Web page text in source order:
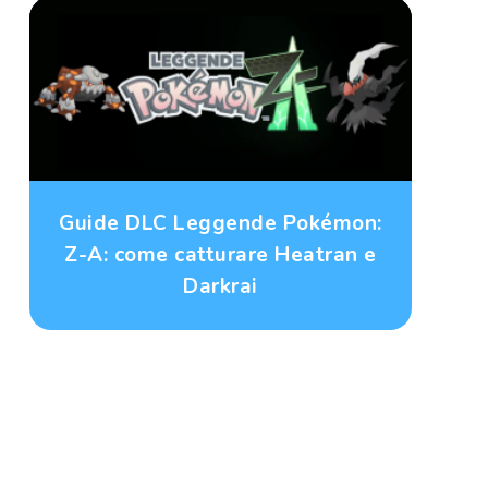
Guide DLC Leggende Pokémon:
Z-A: come catturare Heatran e
Darkrai